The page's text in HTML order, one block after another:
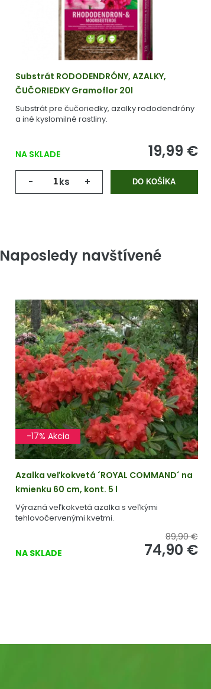
Substrát RODODENDRÓNY, AZALKY,
ČUČORIEDKY Gramoflor 20l
Substrát pre čučoriedky, azalky rododendróny
a iné kyslomilné rastliny.
NA SKLADE 19,99 €
- ks + DO KOŠÍKA
Naposledy navštívené
-17% Akcia
Azalka veľkokvetá ´ROYAL COMMAND´ na
kmienku 60 cm, kont. 5 l
Výrazná veľkokvetá azalka s veľkými
tehlovočervenými kvetmi.
NA SKLADE
89,90 €
74,90 €